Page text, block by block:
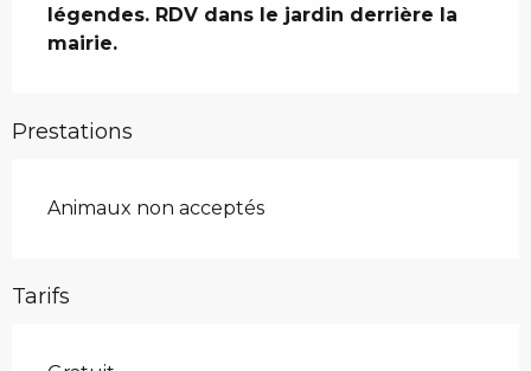
légendes. RDV dans le jardin derrière la
mairie.
Prestations
Animaux non acceptés
Tarifs